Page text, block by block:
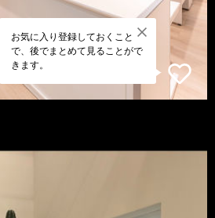
お気に入り登録しておくこと
で、後でまとめて見ることがで
きます。